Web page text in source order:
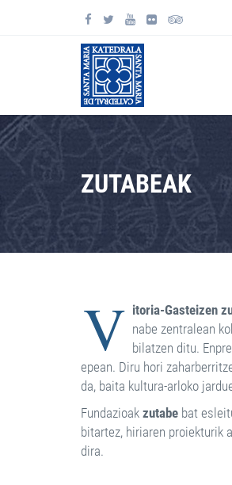
ZUTABEAK
V itoria-Gasteizen
nabe zentralean
bilatzen ditu.
epean. Diru hori
da, baita kultura-arloko
Fundazioak zutabe bat
bitartez, hiriaren proiekturik
dira.